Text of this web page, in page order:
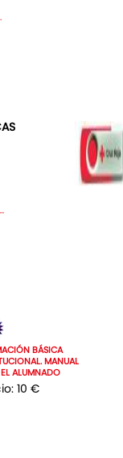
BÁSICA
MANUAL
EL ALUMNADO
10 €